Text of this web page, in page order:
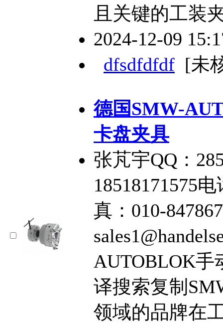
且关键的工装
2024-12-09
dfsdfdfdf [未
德国SMW-
卡盘夹具
张芃宇QQ：
18518171575
真：010-
AUTOBLOK手
译搜索复制
领域的品牌在